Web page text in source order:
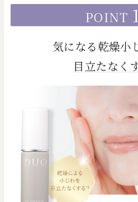
POINT
気になる乾燥小
目立たなく